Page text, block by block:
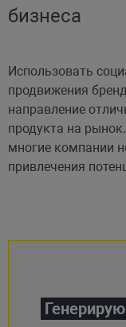
бизнеса
Использовать
продвижения
направление
продукта на
многие компании
привлечения